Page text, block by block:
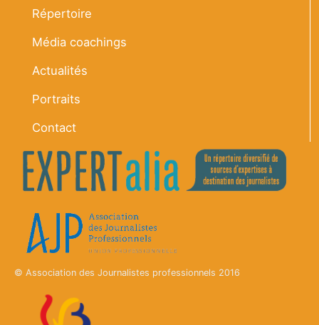
Répertoire
Média coachings
Actualités
Portraits
Contact
© Association des Journalistes professionnels 2016